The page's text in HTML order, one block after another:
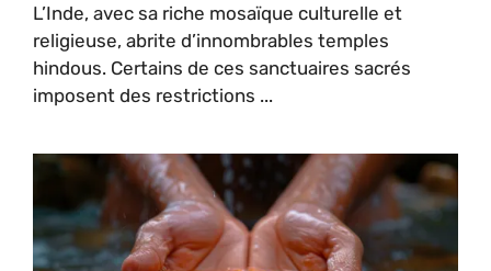
L’Inde, avec sa riche mosaïque culturelle et
religieuse, abrite d’innombrables temples
hindous. Certains de ces sanctuaires sacrés
imposent des restrictions ...